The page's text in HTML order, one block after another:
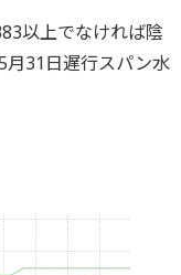
以上でなければ陰
月31日遅行スパン水